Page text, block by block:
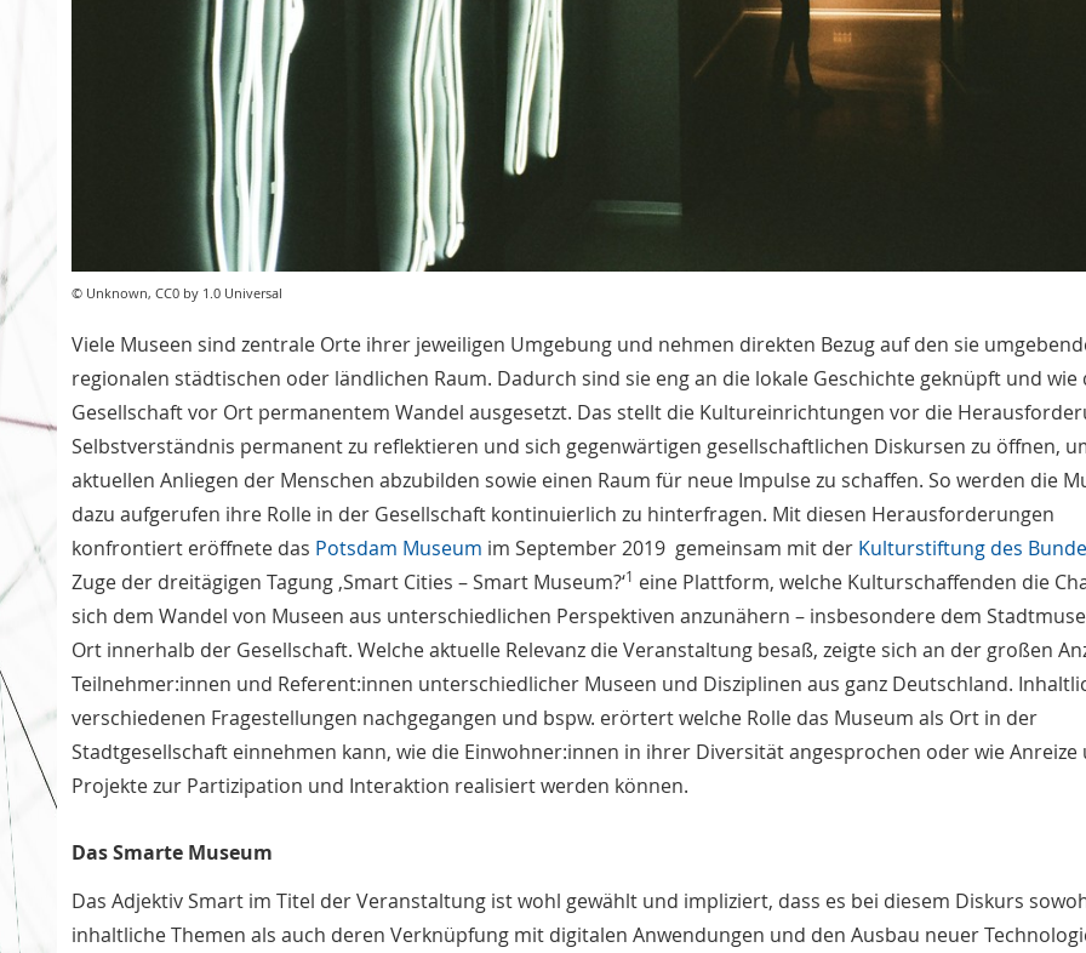
© Unknown, CC0 by 1.0 Universal
Viele Museen sind zentrale Orte ihrer jeweiligen Umgebung und nehmen direkten Bezug auf den sie
regionalen städtischen oder ländlichen Raum. Dadurch sind sie eng an die lokale Geschichte geknüpft und wie
Gesellschaft vor Ort permanentem Wandel ausgesetzt. Das stellt die Kultureinrichtungen vor die
Selbstverständnis permanent zu reflektieren und sich gegenwärtigen gesellschaftlichen Diskursen zu öffnen,
aktuellen Anliegen der Menschen abzubilden sowie einen Raum für neue Impulse zu schaffen. So werden die
dazu aufgerufen ihre Rolle in der Gesellschaft kontinuierlich zu hinterfragen. Mit diesen Herausforderungen
konfrontiert eröffnete das Potsdam Museum im September 2019 gemeinsam mit der Kulturstiftung des
Zuge der dreitägigen Tagung ‚Smart Cities – Smart Museum?‘1 eine Plattform, welche Kulturschaffenden die
sich dem Wandel von Museen aus unterschiedlichen Perspektiven anzunähern – insbesondere dem
Ort innerhalb der Gesellschaft. Welche aktuelle Relevanz die Veranstaltung besaß, zeigte sich an der großen
Teilnehmer:innen und Referent:innen unterschiedlicher Museen und Disziplinen aus ganz Deutschland.
verschiedenen Fragestellungen nachgegangen und bspw. erörtert welche Rolle das Museum als Ort in der
Stadtgesellschaft einnehmen kann, wie die Einwohner:innen in ihrer Diversität angesprochen oder wie Anreize
Projekte zur Partizipation und Interaktion realisiert werden können.
Das Smarte Museum
Das Adjektiv Smart im Titel der Veranstaltung ist wohl gewählt und impliziert, dass es bei diesem Diskurs
inhaltliche Themen als auch deren Verknüpfung mit digitalen Anwendungen und den Ausbau neuer